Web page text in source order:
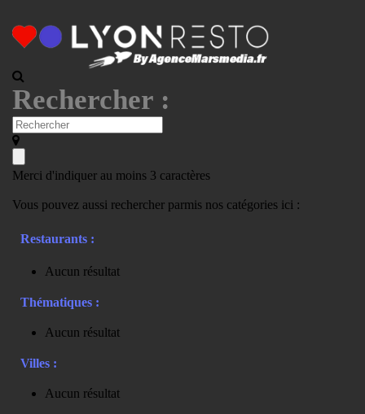
Rechercher :
Merci d'indiquer au moins 3 caractères
Vous pouvez aussi rechercher parmis nos catégories ici :
Restaurants :
Aucun résultat
Thématiques :
Aucun résultat
Villes :
Aucun résultat